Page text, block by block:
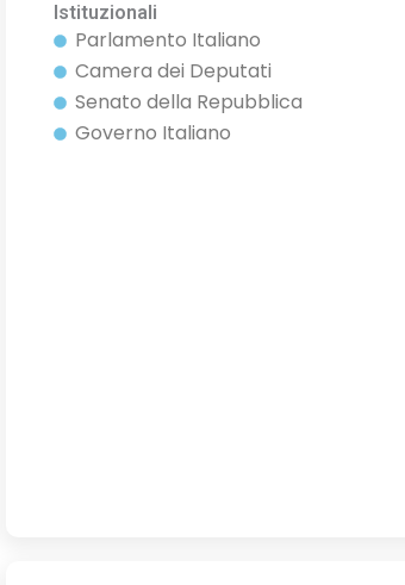
Istituzionali
Parlamento Italiano
Camera dei Deputati
Senato della Repubblica
Governo Italiano